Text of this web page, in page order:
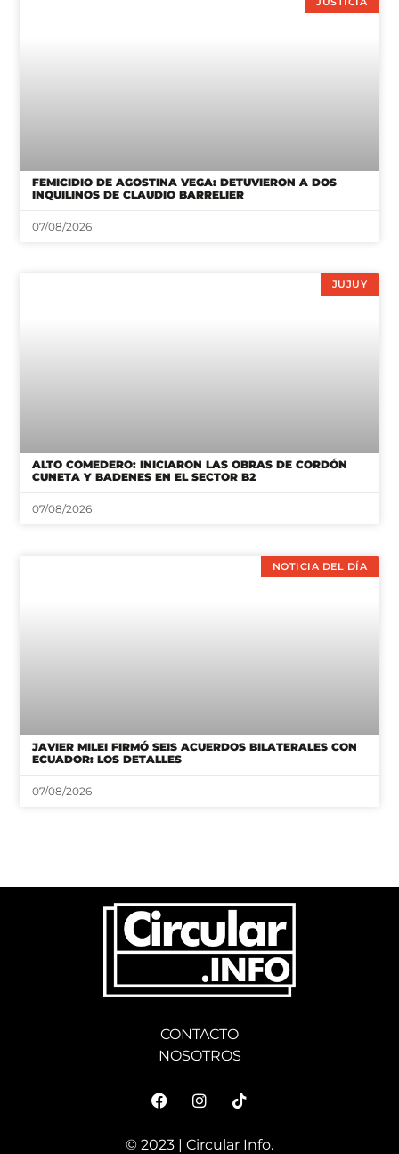
FEMICIDIO DE AGOSTINA VEGA: DETUVIERON A DOS
INQUILINOS DE CLAUDIO BARRELIER
07/08/2026
JUJUY
ALTO COMEDERO: INICIARON LAS OBRAS DE CORDÓN
CUNETA Y BADENES EN EL SECTOR B2
07/08/2026
NOTICIA DEL DÍA
JAVIER MILEI FIRMÓ SEIS ACUERDOS BILATERALES CON
ECUADOR: LOS DETALLES
07/08/2026
CONTACTO
NOSOTROS
© 2023 | Circular Info.